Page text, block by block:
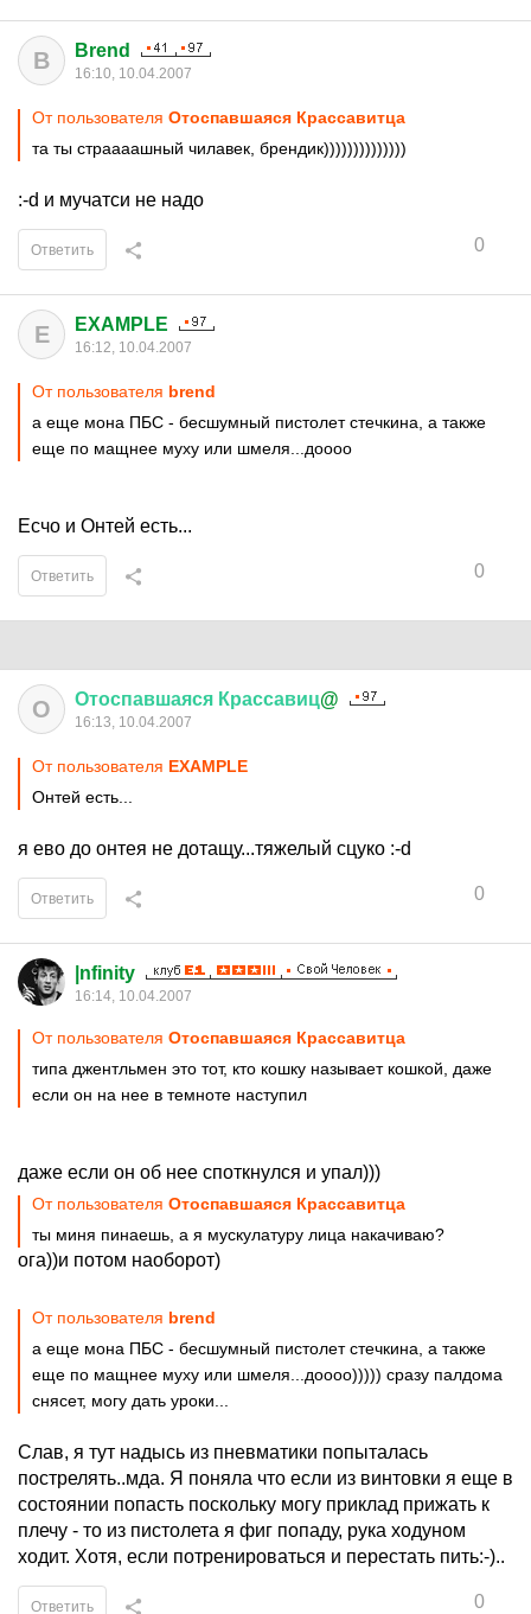
B Brend
16:10, 10.04.2007
От пользователя Отоспавшаяся Крассавитца
та ты страааашный чилавек, брендик))))))))))))))
:-d и мучатси не надо
0
Ответить
E EXAMPLE
16:12, 10.04.2007
От пользователя brend
а еще мона ПБС - бесшумный пистолет стечкина, а также
еще по мащнее муху или шмеля...доооо
Есчо и Онтей есть...
0
Ответить
О Отоспавшаяся Крассавиц@
16:13, 10.04.2007
От пользователя EXAMPLE
Онтей есть...
я ево до онтея не дотащу...тяжелый сцуко :-d
0
Ответить
|nfinity
16:14, 10.04.2007
От пользователя Отоспавшаяся Крассавитца
типа джентльмен это тот, кто кошку называет кошкой, даже
если он на нее в темноте наступил
даже если он об нее споткнулся и упал)))
От пользователя Отоспавшаяся Крассавитца
ты миня пинаешь, а я мускулатуру лица накачиваю?
ога))и потом наоборот)
От пользователя brend
а еще мона ПБС - бесшумный пистолет стечкина, а также
еще по мащнее муху или шмеля...доооо))))) сразу палдома
снясет, могу дать уроки...
Слав, я тут надысь из пневматики попыталась
пострелять..мда. Я поняла что если из винтовки я еще в
состоянии попасть поскольку могу приклад прижать к
плечу - то из пистолета я фиг попаду, рука ходуном
ходит. Хотя, если потренироваться и перестать пить:-)..
0
Ответить